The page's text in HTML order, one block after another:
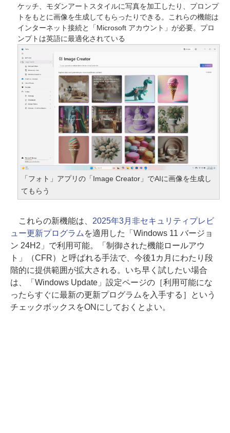
ケッチ、モダンアートスタイルに写真を加工したり、プロンプ
トをもとに画像を生成してもらったりできる。これらの機能は
インターネット接続と「Microsoft アカウント」が必要。プロ
ンプトは英語に最適化されている
「フォト」アプリの「Image Creator」でAIに画像を生成し
てもらう
これらの新機能は、 2025年3月非セキュリティプレビ
ュー更新プログラム を適用した「Windows 11 バージョ
ン 24H2」で利用可能。「制御された機能ロールアウ
ト」（CFR）と呼ばれる手法で、今後1カ月にわたり段
階的に提供範囲が拡大される。いち早く試したい場合
は、「Windows Update」設定ページの［利用可能にな
ったらすぐに最新の更新プログラムを入手する］という
チェックボックスをONにしておくとよい。